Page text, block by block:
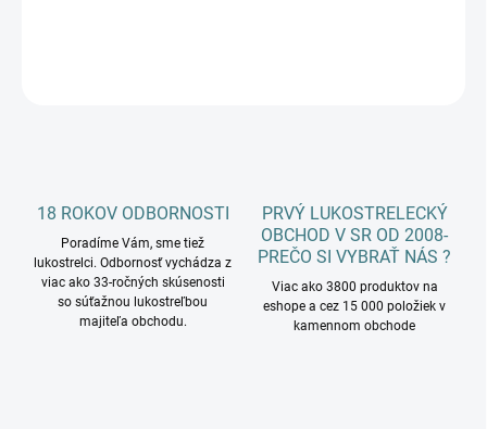
18 ROKOV ODBORNOSTI
Poradíme Vám, sme tiež
lukostrelci. Odbornosť vychádza z
viac ako 33-ročných skúsenosti
so súťažnou lukostreľbou
majiteľa obchodu.
PRVÝ LUKOSTRELECKÝ
OBCHOD V SR OD 2008-
PREČO SI VYBRAŤ NÁS ?
Viac ako 3800 produktov na
eshope a cez 15 000 položiek v
kamennom obchode